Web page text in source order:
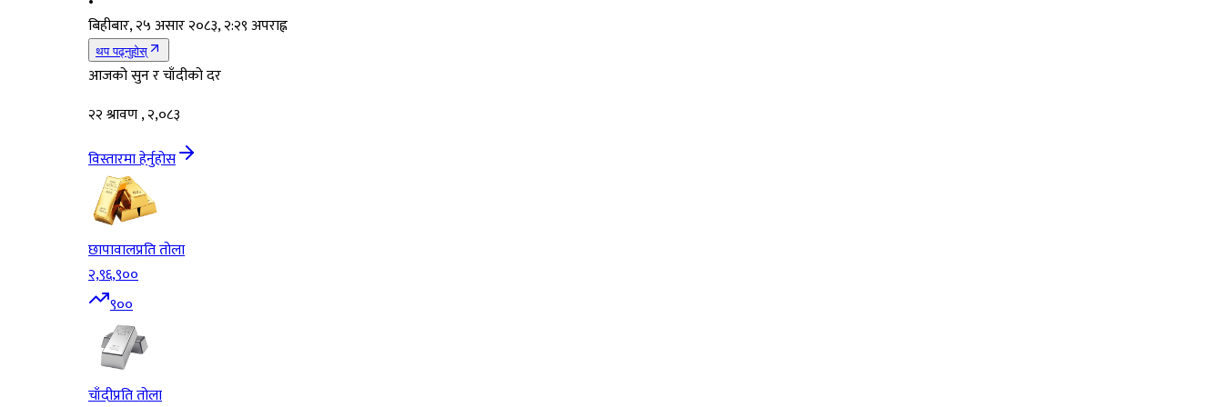
बिहीबार, २५ असार २०८३, २:२९ अपराह्न
थप पढ्नुहोस्
आजको सुन र चाँदीको दर
२२ श्रावण , २,०८३
विस्तारमा हेर्नुहोस
छापावालप्रति तोला
२,९६,९००
९००
चाँदीप्रति तोला